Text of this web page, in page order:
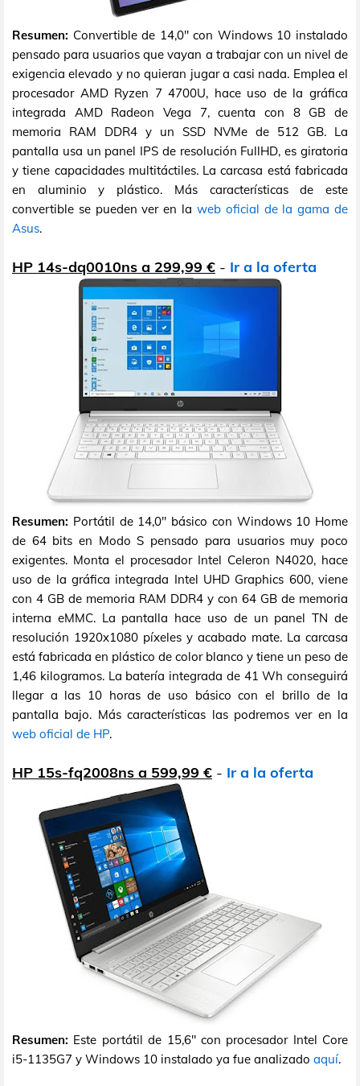
Resumen: Convertible de 14,0" con Windows 10 instalado
pensado para usuarios que vayan a trabajar con un nivel de
exigencia elevado y no quieran jugar a casi nada. Emplea el
procesador AMD Ryzen 7 4700U, hace uso de la gráfica
integrada AMD Radeon Vega 7, cuenta con 8 GB de
memoria RAM DDR4 y un SSD NVMe de 512 GB. La
pantalla usa un panel IPS de resolución FullHD, es giratoria
y tiene capacidades multitáctiles. La carcasa está fabricada
en aluminio y plástico. Más características de este
convertible se pueden ver en la web oficial de la gama de
Asus.
HP 14s-dq0010ns a 299,99 € - Ir a la oferta
Resumen: Portátil de 14,0" básico con Windows 10 Home
de 64 bits en Modo S pensado para usuarios muy poco
exigentes. Monta el procesador Intel Celeron N4020, hace
uso de la gráfica integrada Intel UHD Graphics 600, viene
con 4 GB de memoria RAM DDR4 y con 64 GB de memoria
interna eMMC. La pantalla hace uso de un panel TN de
resolución 1920x1080 píxeles y acabado mate. La carcasa
está fabricada en plástico de color blanco y tiene un peso de
1,46 kilogramos. La batería integrada de 41 Wh conseguirá
llegar a las 10 horas de uso básico con el brillo de la
pantalla bajo. Más características las podremos ver en la
web oficial de HP.
HP 15s-fq2008ns a 599,99 € - Ir a la oferta
Resumen: Este portátil de 15,6" con procesador Intel Core
i5-1135G7 y Windows 10 instalado ya fue analizado aquí.